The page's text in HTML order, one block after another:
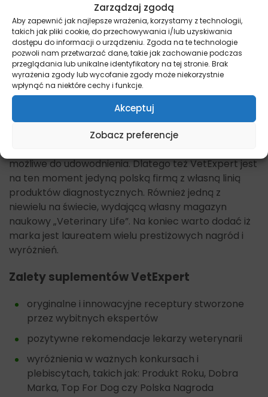
Zarządzaj zgodą
Aby zapewnić jak najlepsze wrażenia, korzystamy z technologii,
takich jak pliki cookie, do przechowywania i/lub uzyskiwania
dostępu do informacji o urządzeniu. Zgoda na te technologie
pozwoli nam przetwarzać dane, takie jak zachowanie podczas
przeglądania lub unikalne identyfikatory na tej stronie. Brak
wyrażenia zgody lub wycofanie zgody może niekorzystnie
wpłynąć na niektóre cechy i funkcje.
Akceptuj
Zobacz preferencje
Marka VetExpert jest przykładem tego, że dbanie o
jakość produktów, a także szczęście czworonogów
może iść w parze z budowanie silnej polskiej marki na
świecie. Produkty marki obecne są w ponad 40
krajach, na 4 kontynentach. Pośród ponad 600
produktów znajdziemy: suplementy, karmy,
kosmetyki, diety weterynaryjne, produkty do
diagnostyki czy też rehabilitacji. Od początku
możliwe do udowodnienia. Dlatego też VetExpert jest
na ten moment jedyną polską firmą z własną linią
produktów diagnostycznych. Również jedną z
niewielu na świecie, wydającą własny magazyn
naukowy „Veterinary Life”. Na koniec warto dodać iż
marka jest laureatem wielu prestiżowych nagród i
wyróżnień.
Zalety suplementów VetExpert
oryginalne i innowacyjne receptury stworzone
przez wybitnych ekspertów
pozytywne rekomendacje lekarzy weterynarii
wyróżnienia w ważnych konkursach i
plebiscytach, takich jak: Produkt Roku, Dobra
Marka, Top For Dog czy Polska Nagroda